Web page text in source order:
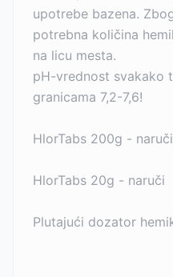
upotrebe bazena.
potrebna količina
na licu mesta.
pH-vrednost svakako
granicama 7,2-7,6!
HlorTabs 200g - naruči
HlorTabs 20g - naruči
Plutajući dozator